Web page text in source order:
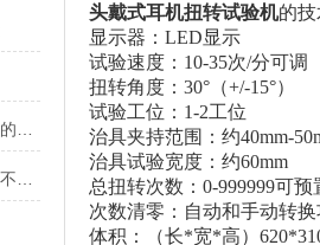
头戴式耳机扭转试验机的
显示器： LED显示
试验速度：10-35次/分可调
扭转角度：30°（+/-15°）
试验工位：1-2工位
治具夹持范围：约40mm-
治具试验宽度：约60mm
总扭转次数：0-999999可预
次数清零：自动和手动转
体积：（长*宽*高）